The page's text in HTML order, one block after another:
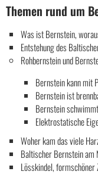
Themen rund um
Was ist Bernstein,
Entstehung des
Rohbernstein und
Bernstein kann mit
Bernstein ist
Bernstein
Elektrostatische
Woher kam das viele
Baltischer Bernstein
Lösskindel,